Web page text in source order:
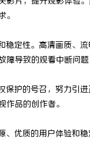
。
定性。高清画质、
导致的观看中断问
护的号召，努力引
作品的创作者。
优质的用户体验和